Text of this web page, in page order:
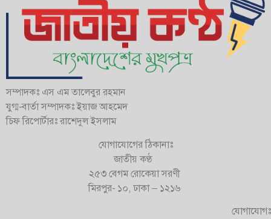
সম্পাদকঃ এস এম তালেবুর রহমান
যুগ্ম-বার্তা সম্পাদকঃ ইয়াজ আহমেদ
চিফ রিপোর্টারঃ রাশেদুল ইসলাম
যোগাযোগের ঠিকানাঃ
জাতীয় কণ্ঠ
২৫৩ বেগম রোকেয়া সরণী
মিরপুর- ১০, ঢাকা – ১২১৬
যোগাযোগঃ